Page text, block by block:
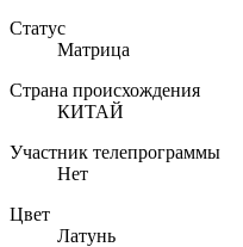
Статус
Матрица
Страна происхождения
КИТАЙ
Участник телепрограммы
Нет
Цвет
Латунь